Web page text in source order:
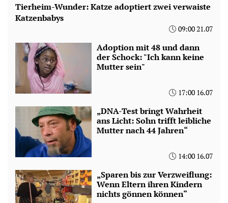
Tierheim-Wunder: Katze adoptiert zwei verwaiste
Katzenbabys
09:00 21.07
Adoption mit 48 und dann
der Schock: "Ich kann keine
Mutter sein"
17:00 16.07
„DNA-Test bringt Wahrheit
ans Licht: Sohn trifft leibliche
Mutter nach 44 Jahren“
14:00 16.07
„Sparen bis zur Verzweiflung:
Wenn Eltern ihren Kindern
nichts gönnen können“